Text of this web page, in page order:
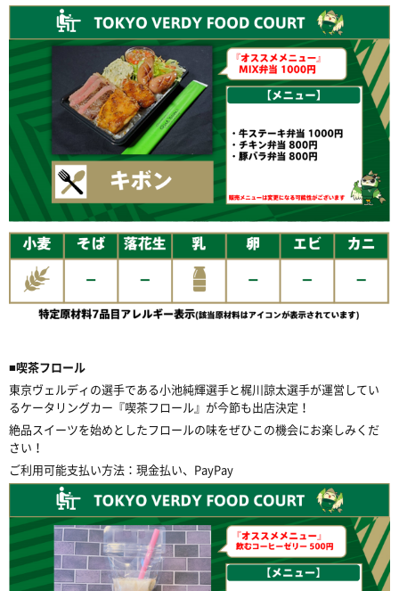
■喫茶フロール
東京ヴェルディの選手である小池純輝選手と梶川諒太選手が運営してい
るケータリングカー『喫茶フロール』が今節も出店決定！
絶品スイーツを始めとしたフロールの味をぜひこの機会にお楽しみくだ
さい！
ご利用可能支払い方法：現金払い、PayPay